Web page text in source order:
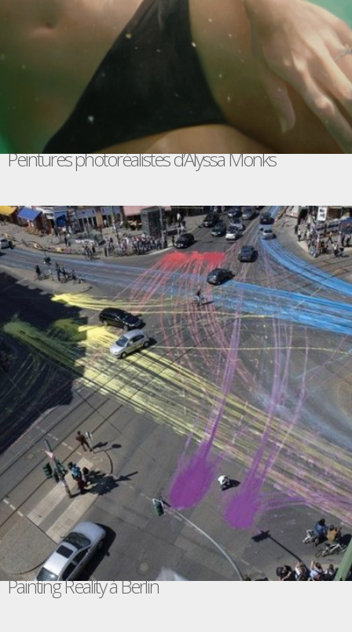
Peintures photoréalistes d’Alyssa Monks
Painting Reality à Berlin